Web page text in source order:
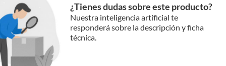
¿Tienes dudas sobre este producto?
Nuestra inteligencia artificial te
responderá sobre la descripción y ficha
técnica.